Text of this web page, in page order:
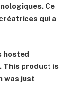
Ce
qui a
hosted
This product is
was just